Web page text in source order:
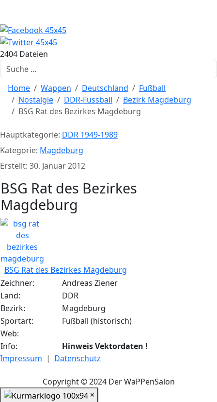
2404 Dateien
Suchen
Home Wappen Deutschland
Fußball
Nostalgie
DDR-Fussball
Bezirk Magdeburg
BSG Rat des Bezirkes Magdeburg
Hauptkategorie: DDR 1949-1989
Kategorie: Magdeburg
Erstellt: 30. Januar 2012
BSG Rat des Bezirkes
Magdeburg
BSG Rat des Bezirkes Magdeburg
Zeichner:
Andreas Ziener
Land:
DDR
Bezirk:
Magdeburg
Sportart:
Fußball (historisch)
Web:
Info:
Hinweis Vektordaten !
Impressum | Datenschutz
Copyright © 2024 Der WaPPenSalon
×